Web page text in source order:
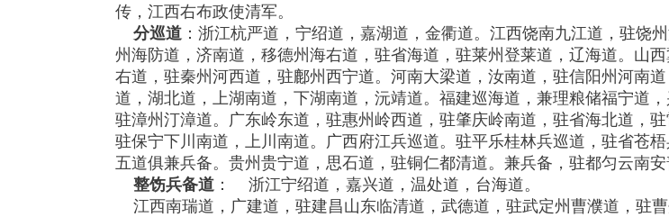
传，江西右布政使清军。
分巡道 ：浙江杭严道，宁绍道，嘉湖道，金衢道。江西饶南九江道，驻
州海防道，济南道，移德州海右道，驻省海道，驻莱州登莱道，辽海道。山
右道，驻秦州河西道，驻鄜州西宁道。河南大梁道，汝南道，驻信阳州河南
道，湖北道，上湖南道，下湖南道，沅靖道。福建巡海道，兼理粮储福宁道
驻漳州汀漳道。广东岭东道，驻惠州岭西道，驻肇庆岭南道，驻省海北道，
驻保宁下川南道，上川南道。广西府江兵巡道。驻平乐桂林兵巡道，驻省苍
五道俱兼兵备。贵州贵宁道，思石道，驻铜仁都清道。兼兵备，驻都匀云南
整饬兵备道 ： 浙江宁绍道，嘉兴道，温处道，台海道。
江西南瑞道，广建道，驻建昌山东临清道，武德道，驻武定州曹濮道，驻曹